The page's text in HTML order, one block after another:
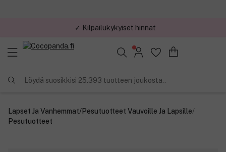
✓ Kilpailukykyiset hinnat
Löydä suosikkisi 25.393 tuotteen joukosta..
Lapset Ja Vanhemmat/Pesutuotteet Vauvoille Ja Lapsille/
Pesutuotteet